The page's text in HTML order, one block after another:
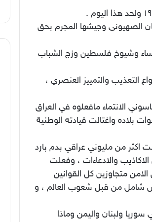
الصهيونى وجيشها المجرم بحق
وشيوخ فلسطين وزج الشباب
التعذيب والتمييز العنصري ،
الانتماء مافعلوه في العراق
بلاده واغتالت قيادته الوطنية
اكثر من مليوني عراقي بدم بارد
والادعاءات ، وفعلت
متجاوزين كل القوانين
شامل من قبل شعوب العالم ، و
ولبنان واليمن وماذا